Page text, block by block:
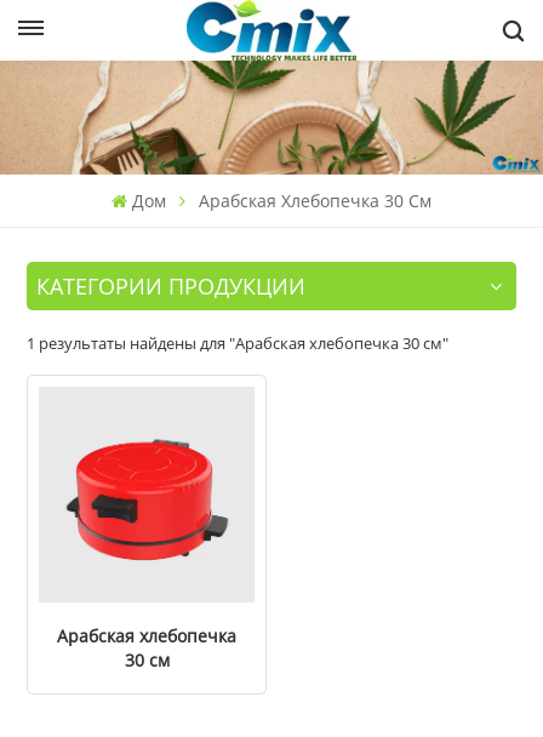
Дом Арабская Хлебопечка 30 См
КАТЕГОРИИ ПРОДУКЦИИ
1 результаты найдены для "Арабская хлебопечка 30 см"
Арабская хлебопечка
30 см